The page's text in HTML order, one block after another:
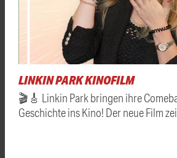
LINKIN PARK KINOFILM
🎬🎸 Linkin Park bringen ihre
Geschichte ins Kino! Der neue Film